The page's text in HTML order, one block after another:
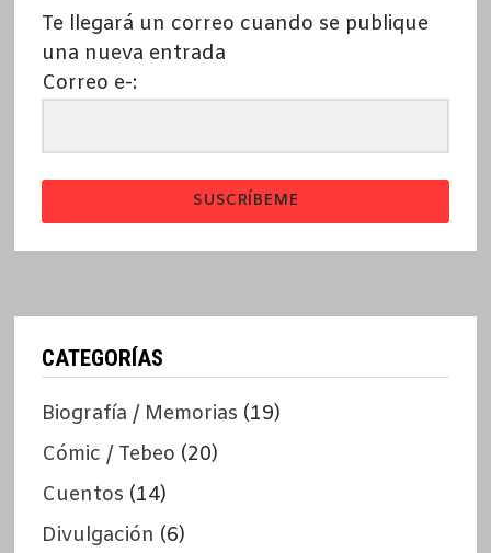
Te llegará un correo cuando se publique
una nueva entrada
Correo e-:
SUSCRÍBEME
CATEGORÍAS
Biografía / Memorias (19)
Cómic / Tebeo (20)
Cuentos (14)
Divulgación (6)